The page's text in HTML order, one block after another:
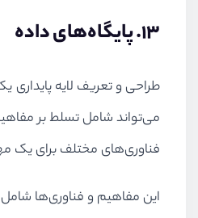
13. پایگاه‌های داده
طراحی و تعریف لایه پایداری
می‌تواند شامل تسلط بر
فناوری‌های مختلف برای یک
این مفاهیم و فناوری‌ها